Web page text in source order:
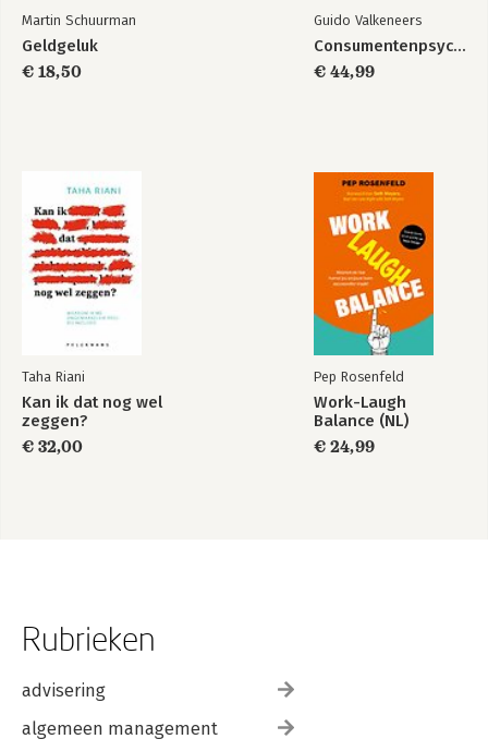
Martin Schuurman
Geldgeluk
€ 18,50
Guido Valkeneers
Consumentenpsychologie
€ 44,99
Taha Riani
Kan ik dat nog wel
zeggen?
€ 32,00
Pep Rosenfeld
Work-Laugh
Balance (NL)
€ 24,99
Rubrieken
advisering
algemeen management